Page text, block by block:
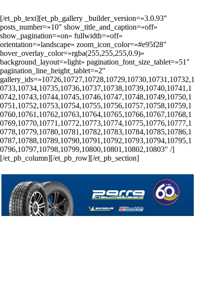
[/et_pb_text][et_pb_gallery _builder_version=»3.0.93″
posts_number=»10″ show_title_and_caption=»off»
show_pagination=»on» fullwidth=»off»
orientation=»landscape» zoom_icon_color=»#e95f28″
hover_overlay_color=»rgba(255,255,255,0.9)»
background_layout=»light» pagination_font_size_tablet=»51″
pagination_line_height_tablet=»2″
gallery_ids=»10726,10727,10728,10729,10730,10731,10732,1
0733,10734,10735,10736,10737,10738,10739,10740,10741,1
0742,10743,10744,10745,10746,10747,10748,10749,10750,1
0751,10752,10753,10754,10755,10756,10757,10758,10759,1
0760,10761,10762,10763,10764,10765,10766,10767,10768,1
0769,10770,10771,10772,10773,10774,10775,10776,10777,1
0778,10779,10780,10781,10782,10783,10784,10785,10786,1
0787,10788,10789,10790,10791,10792,10793,10794,10795,1
0796,10797,10798,10799,10800,10801,10802,10803″ /]
[/et_pb_column][/et_pb_row][/et_pb_section]